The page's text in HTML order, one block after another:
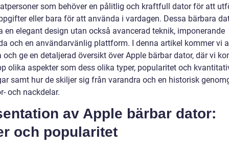
som behöver en pålitlig och kraftfull dator för att
eller bara för att använda i vardagen. Dessa bärbara
en elegant design utan också avancerad teknik, imponerande
och en användarvänlig plattform. I denna artikel kommer vi
och ge en detaljerad översikt över Apple bärbar dator, där vi
olika aspekter som dess olika typer, popularitet och
samt hur de skiljer sig från varandra och en historisk
och nackdelar.
av Apple bärbar dator:
och popularitet